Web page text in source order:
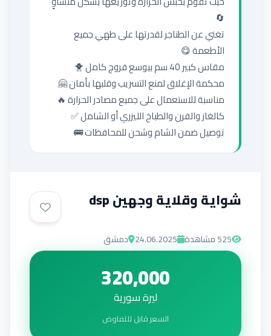
توصيل ضمن الشام وشحن للمحافظات 🚌
شواية وقلاية وجهين dsp
525مشاهدة 24.06.2025 دمشق
320,000
ليرة سورية
السعر قابل للتفاوض